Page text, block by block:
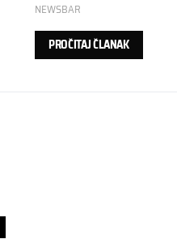
NEWSBAR
PROČITAJ ČLANAK